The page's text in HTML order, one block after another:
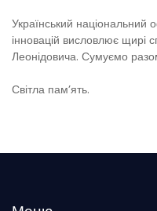
Український національний
інновацій висловлює щирі
Леонідовича. Сумуємо
Світла пам’ять.